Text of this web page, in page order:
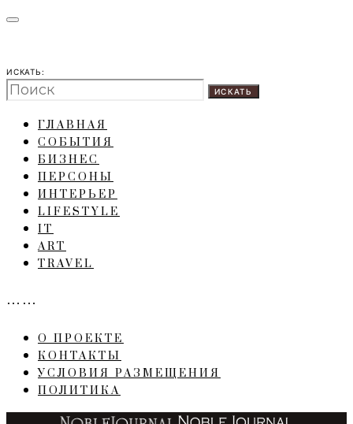
ИСКАТЬ:
ИСКАТЬ
ГЛАВНАЯ
СОБЫТИЯ
БИЗНЕС
ПЕРСОНЫ
ИНТЕРЬЕР
LIFESTYLE
IT
ART
TRAVEL
……
О ПРОЕКТЕ
КОНТАКТЫ
УСЛОВИЯ РАЗМЕЩЕНИЯ
ПОЛИТИКА